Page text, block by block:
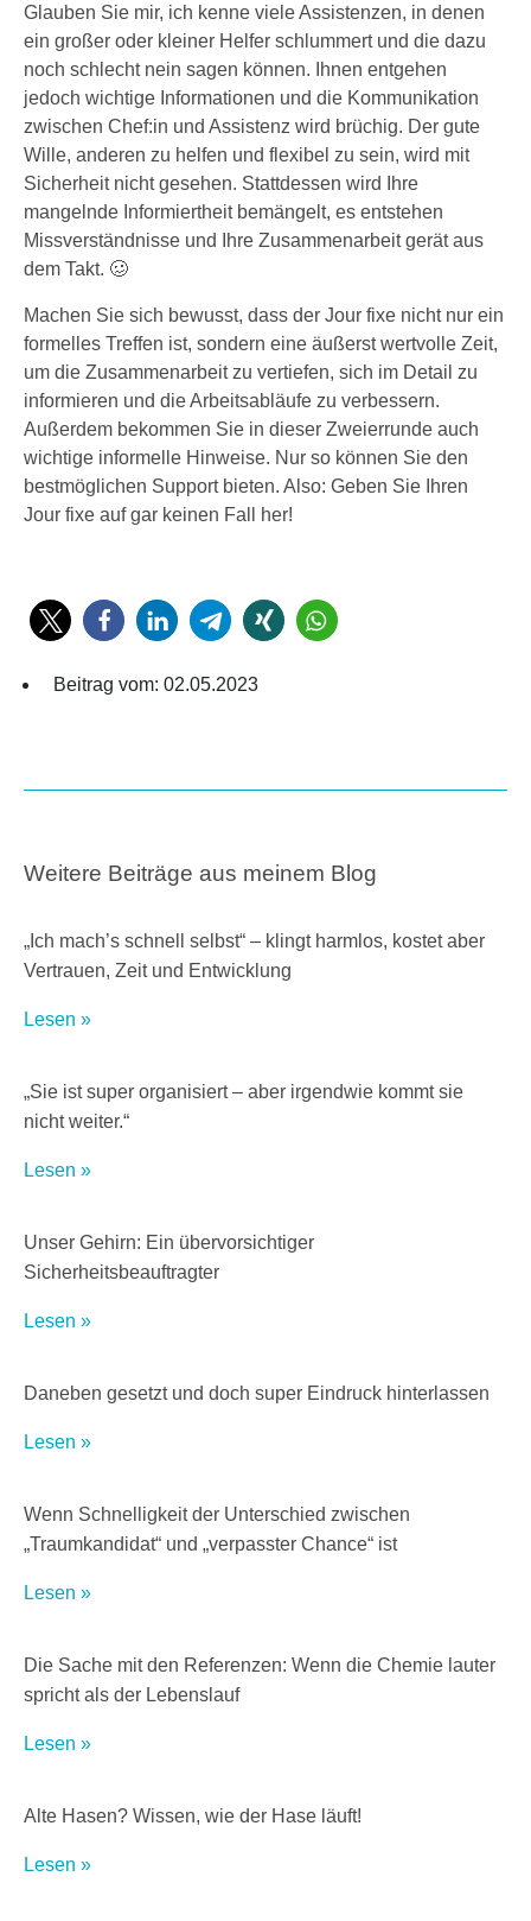
Glauben Sie mir, ich kenne viele Assistenzen, in denen
ein großer oder kleiner Helfer schlummert und die dazu
noch schlecht nein sagen können. Ihnen entgehen
jedoch wichtige Informationen und die Kommunikation
zwischen Chef:in und Assistenz wird brüchig. Der gute
Wille, anderen zu helfen und flexibel zu sein, wird mit
Sicherheit nicht gesehen. Stattdessen wird Ihre
mangelnde Informiertheit bemängelt, es entstehen
Missverständnisse und Ihre Zusammenarbeit gerät aus
dem Takt. 🥴
Machen Sie sich bewusst, dass der Jour fixe nicht nur ein
formelles Treffen ist, sondern eine äußerst wertvolle Zeit,
um die Zusammenarbeit zu vertiefen, sich im Detail zu
informieren und die Arbeitsabläufe zu verbessern.
Außerdem bekommen Sie in dieser Zweierrunde auch
wichtige informelle Hinweise. Nur so können Sie den
bestmöglichen Support bieten. Also: Geben Sie Ihren
Jour fixe auf gar keinen Fall her!
Beitrag vom: 02.05.2023
Weitere Beiträge aus meinem Blog
„Ich mach’s schnell selbst“ – klingt harmlos, kostet aber
Vertrauen, Zeit und Entwicklung
Lesen »
„Sie ist super organisiert – aber irgendwie kommt sie
nicht weiter.“
Lesen »
Unser Gehirn: Ein übervorsichtiger
Sicherheitsbeauftragter
Lesen »
Daneben gesetzt und doch super Eindruck hinterlassen
Lesen »
Wenn Schnelligkeit der Unterschied zwischen
„Traumkandidat“ und „verpasster Chance“ ist
Lesen »
Die Sache mit den Referenzen: Wenn die Chemie lauter
spricht als der Lebenslauf
Lesen »
Alte Hasen? Wissen, wie der Hase läuft!
Lesen »